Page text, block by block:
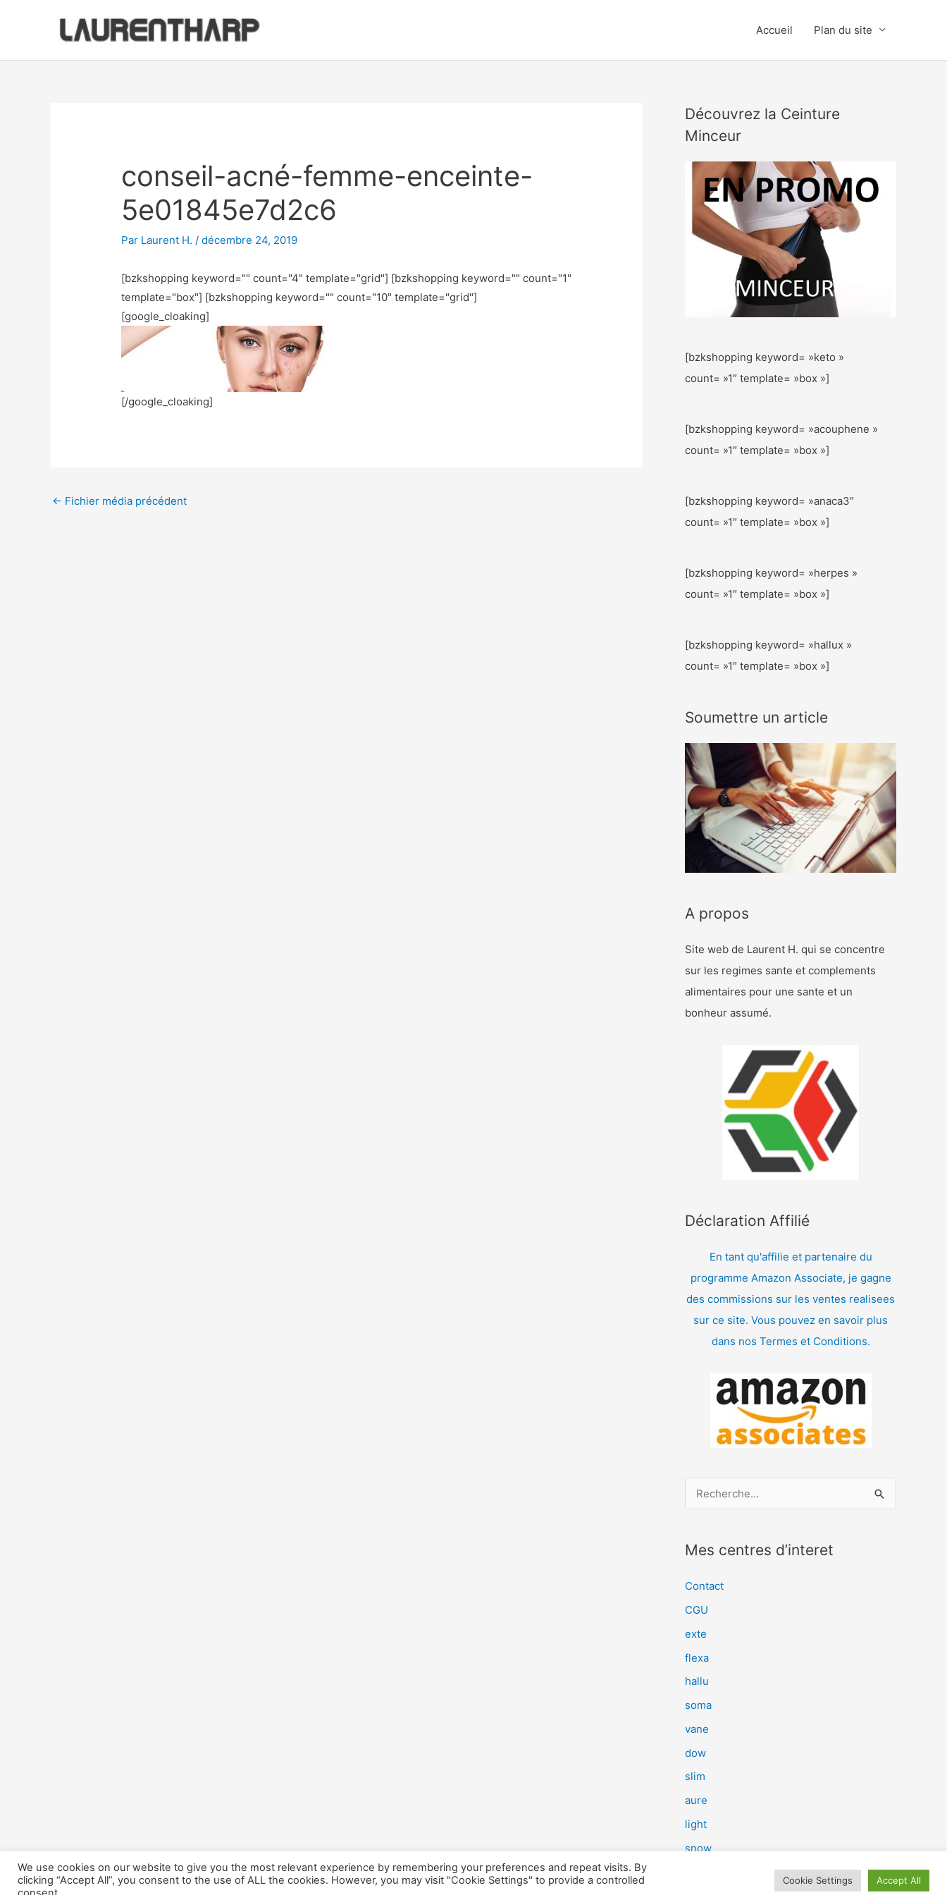
Accueil Plan du site
conseil-acné-femme-enceinte-
5e01845e7d2c6
Par Laurent H./décembre 24, 2019
[bzkshopping keyword="" count="4" template="grid"] [bzkshopping keyword="" count="1"
template="box"] [bzkshopping keyword="" count="10" template="grid"]
[google_cloaking]
[/google_cloaking]
← Fichier média précédent
Découvrez la Ceinture
Minceur
[bzkshopping keyword= »keto »
count= »1″ template= »box »]
[bzkshopping keyword= »acouphene »
count= »1″ template= »box »]
[bzkshopping keyword= »anaca3″
count= »1″ template= »box »]
[bzkshopping keyword= »herpes »
count= »1″ template= »box »]
[bzkshopping keyword= »hallux »
count= »1″ template= »box »]
Soumettre un article
A propos
Site web de Laurent H. qui se concentre
sur les regimes sante et complements
alimentaires pour une sante et un
bonheur assumé.
Déclaration Affilié
En tant qu'affilie et partenaire du
programme Amazon Associate, je gagne
des commissions sur les ventes realisees
sur ce site. Vous pouvez en savoir plus
dans nos Termes et Conditions.
e
e
r
:
Mes centres d’interet
Contact
CGU
exte
flexa
hallu
soma
vane
dow
slim
aure
light
snow
We use cookies on our website to give you the most relevant experience by remembering your preferences and repeat visits. By
clicking “Accept All”, you consent to the use of ALL the cookies. However, you may visit "Cookie Settings" to provide a controlled
Cookie Settings Accept All